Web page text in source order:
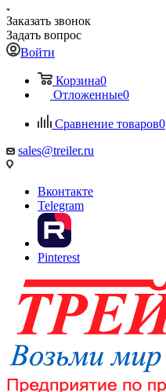
Заказать звонок
Задать вопрос
Войти
Корзина0
Отложенные0
Сравнение товаров0
sales@treiler.ru
Вконтакте
Telegram
Pinterest